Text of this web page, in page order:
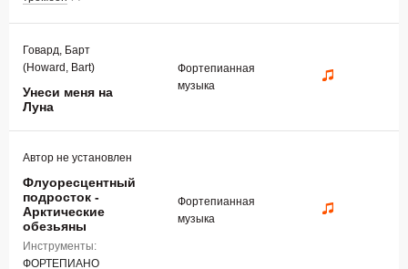
Говард, Барт
(Howard, Bart)
Унеси меня на
Луна
Фортепианная
музыка
Автор не установлен
Флуоресцентный
подросток -
Арктические
обезьяны
Инструменты:
ФОРТЕПИАНО
Фортепианная
музыка